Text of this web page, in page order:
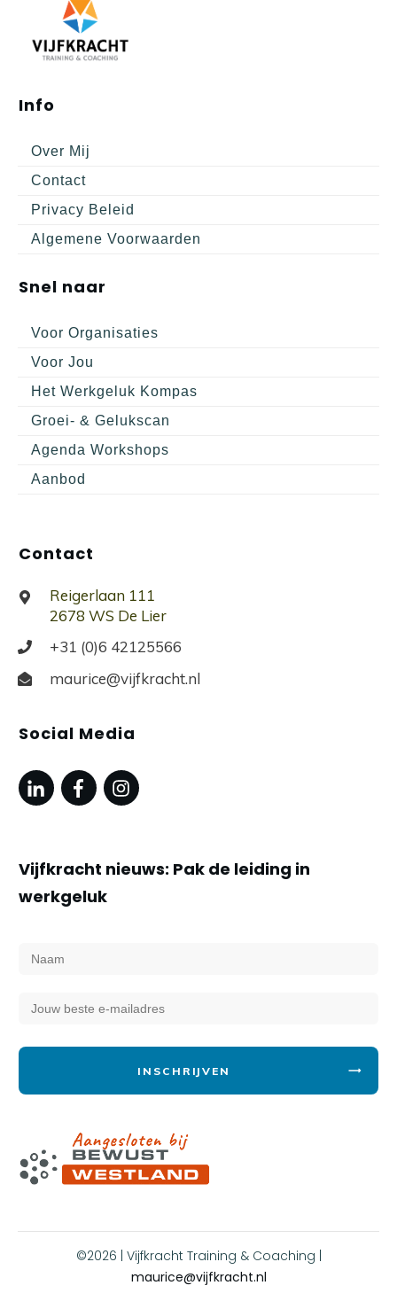
Info
Over Mij
Contact
Privacy Beleid
Algemene Voorwaarden
Snel naar
Voor Organisaties
Voor Jou
Het Werkgeluk Kompas
Groei- & Gelukscan
Agenda Workshops
Aanbod
Contact
Reigerlaan 111
2678 WS De Lier
+31 (0)6 42125566
maurice@vijfkracht.nl
Social Media
Vijfkracht nieuws: Pak de leiding in
werkgeluk
INSCHRIJVEN
©2026 | Vijfkracht Training & Coaching |
maurice@vijfkracht.nl